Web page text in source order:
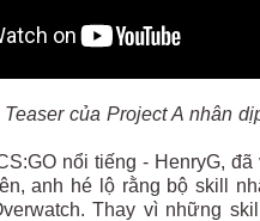
Teaser của Project A nhân
nổi tiếng - HenryG,
anh hé lộ rằng bộ skill
Thay vì những